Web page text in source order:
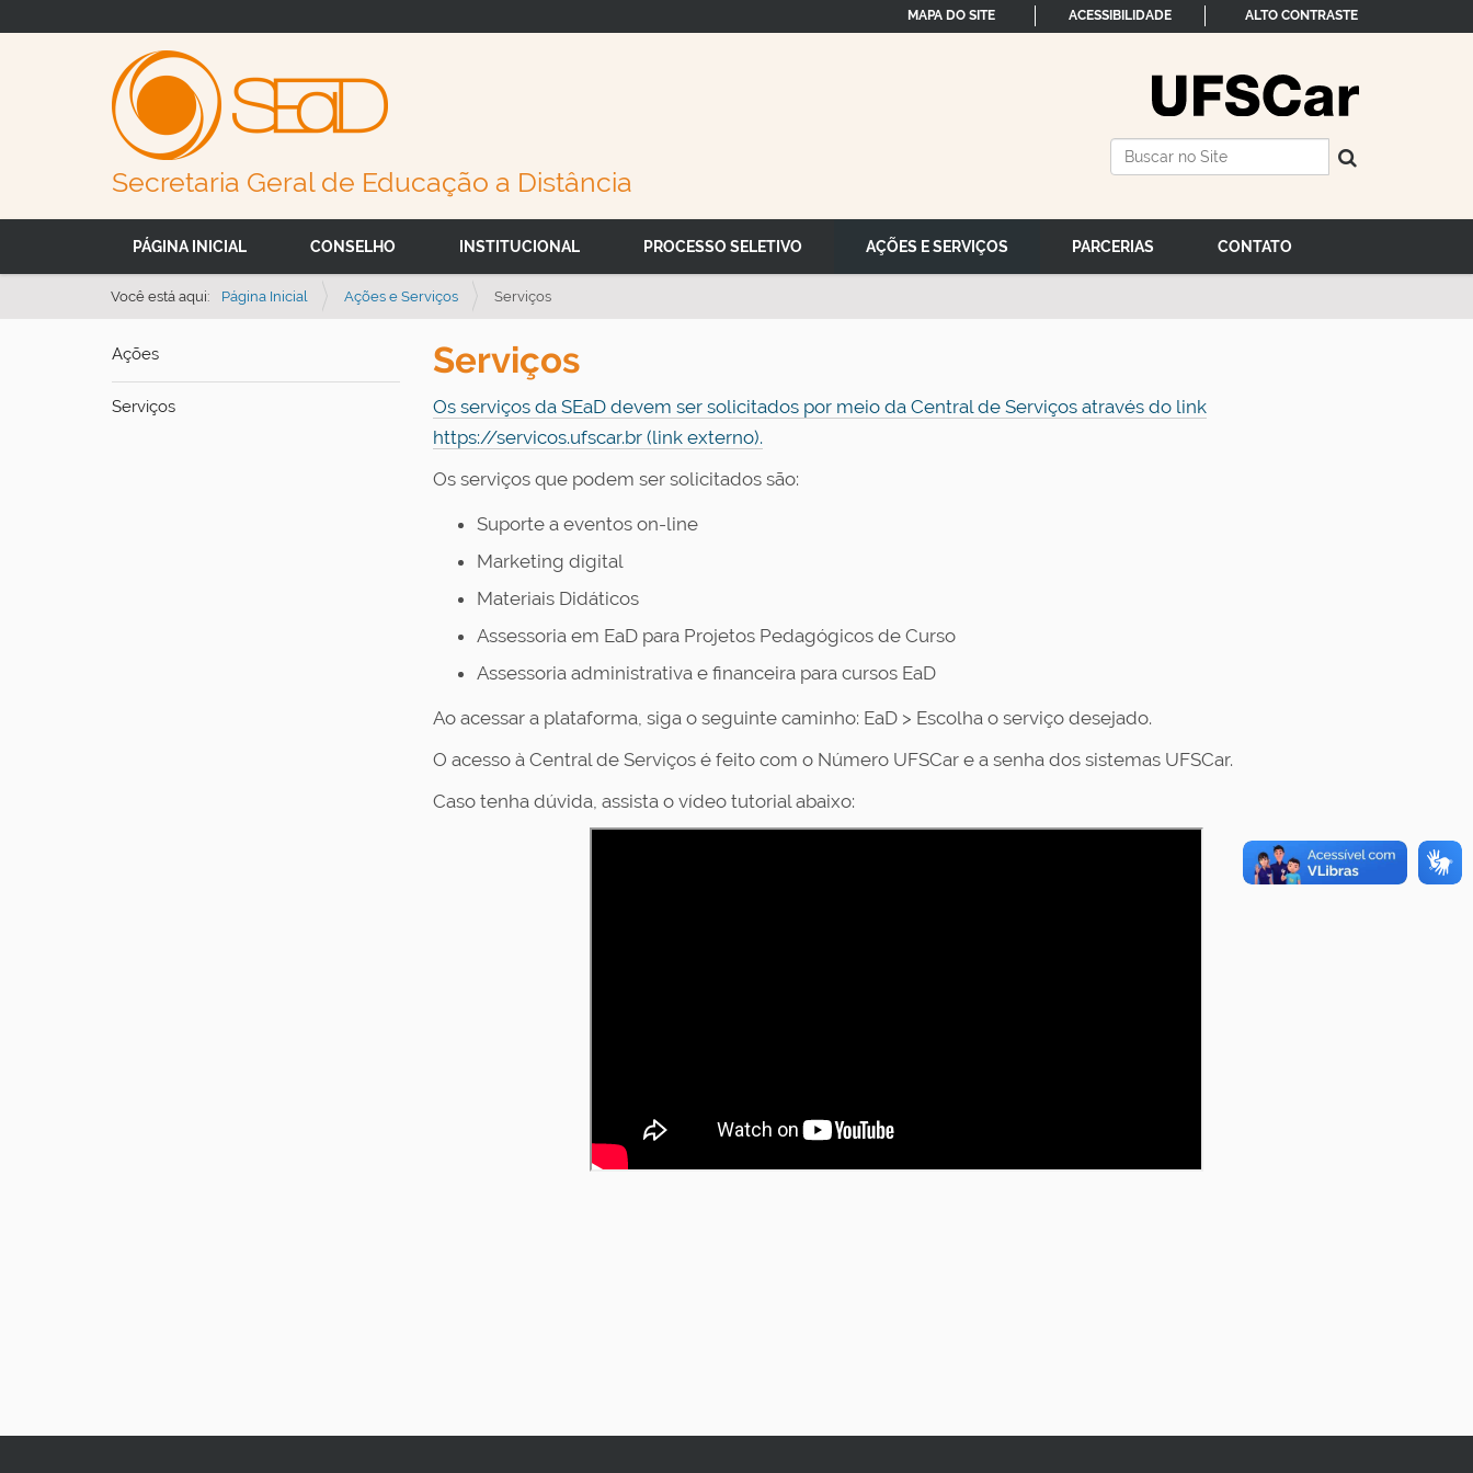
Secretaria Geral de Educação a Distância
Busca
MAPA DO SITE ACESSIBILIDADE ALTO CONTRASTE
PÁGINA INICIAL CONSELHO INSTITUCIONAL PROCESSO SELETIVO AÇÕES E SERVIÇOS PARCERIAS CONTATO
Você está aqui: Página Inicial Ações e Serviços Serviços
Ações
Serviços
Serviços
Os serviços da SEaD devem ser solicitados por meio da Central de Serviços através do link
https://servicos.ufscar.br (link externo).
Os serviços que podem ser solicitados são:
Suporte a eventos on-line
Marketing digital
Materiais Didáticos
Assessoria em EaD para Projetos Pedagógicos de Curso
Assessoria administrativa e financeira para cursos EaD
Ao acessar a plataforma, siga o seguinte caminho: EaD > Escolha o serviço desejado.
O acesso à Central de Serviços é feito com o Número UFSCar e a senha dos sistemas UFSCar.
Caso tenha dúvida, assista o vídeo tutorial abaixo: